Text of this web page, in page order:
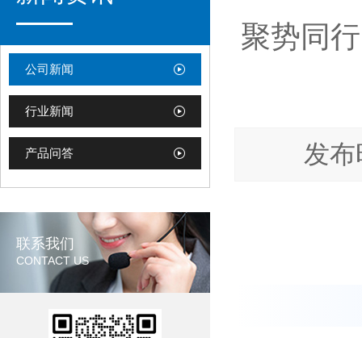
公司新闻
行业新闻
产品问答
联系我们
CONTACT US
聚势同
发